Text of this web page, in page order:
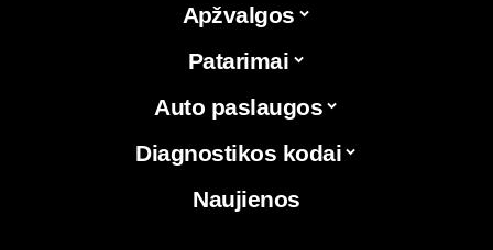
Apžvalgos
Patarimai
Auto paslaugos
Diagnostikos kodai
Naujienos